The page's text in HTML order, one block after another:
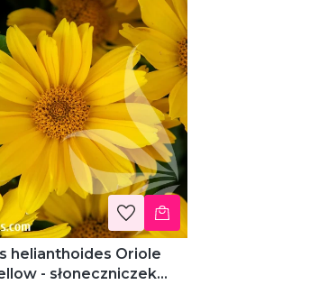
helianthoides Oriole
- słoneczniczek